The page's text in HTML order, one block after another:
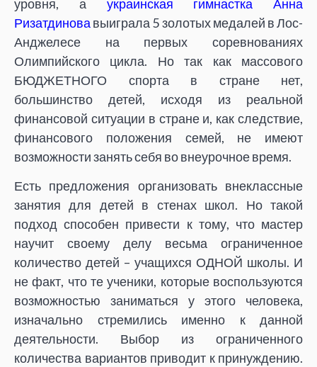
уровня, а украинская гимнастка Анна
Ризатдиновавыиграла 5 золотых медалей в Лос-
Анджелесе на первых соревнованиях
Олимпийского цикла. Но так как массового
БЮДЖЕТНОГО спорта в стране нет,
большинство детей, исходя из реальной
финансовой ситуации в стране и, как следствие,
финансового положения семей, не имеют
возможности занять себя во внеурочное время.
Есть предложения организовать внеклассные
занятия для детей в стенах школ. Но такой
подход способен привести к тому, что мастер
научит своему делу весьма ограниченное
количество детей – учащихся ОДНОЙ школы. И
не факт, что те ученики, которые воспользуются
возможностью заниматься у этого человека,
изначально стремились именно к данной
деятельности. Выбор из ограниченного
количества вариантов приводит к принуждению.